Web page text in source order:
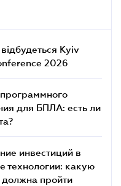
Kyiv
2026
для БПЛА: есть ли
инвестиций в
технологии: какую
пройти